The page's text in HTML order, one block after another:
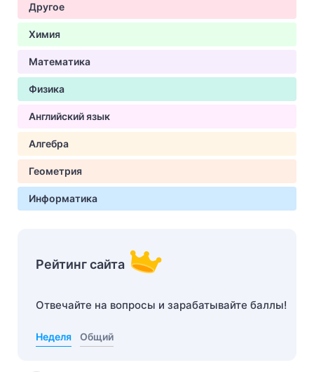
Другое
Химия
Математика
Физика
Английский язык
Алгебра
Геометрия
Информатика
Рейтинг сайта
Отвечайте на вопросы и зарабатывайте баллы!
Неделя Общий